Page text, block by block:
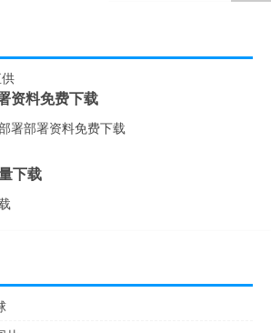
资料免费下载
下载